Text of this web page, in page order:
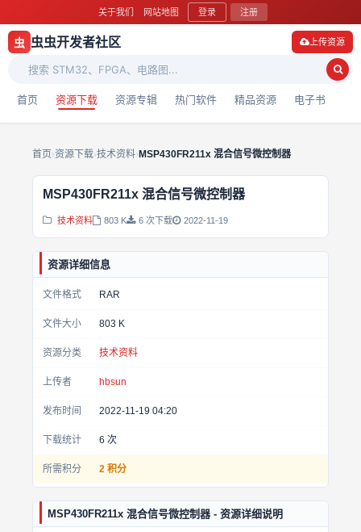
关于我们 网站地图 登录 注册
虫 虫虫开发者社区
首页 资源下载 资源专辑 热门软件 精品资源 电子书
上传资源
首页›资源下载›技术资料› MSP430FR211x 混合信号微控制器
MSP430FR211x 混合信号微控制器
技术资料 803 K 6 次下载 2022-11-19
资源详细信息
文件格式 RAR
文件大小 803 K
资源分类 技术资料
上传者 hbsun
发布时间 2022-11-19 04:20
下载统计 6 次
所需积分 2 积分
MSP430FR211x 混合信号微控制器 - 资源详细说明